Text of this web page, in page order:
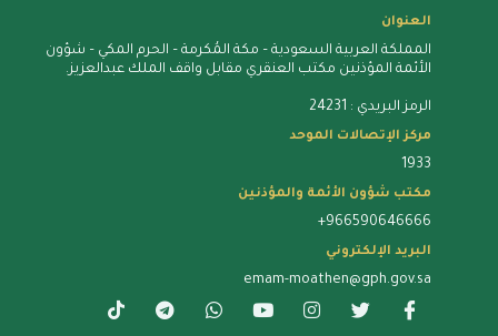
العنوان
المملكة العربية السعودية – مكة المُكرمة – الحرم المكي – شؤون
الأئمة المؤذنين مكتب العنقري مقابل واقف الملك عبدالعزيز.
الرمز البريدي : 24231
مركز الإتصالات الموحد
1933
مكتب شؤون الأئمة والمؤذنين
+966590646666
البريد الإلكتروني
emam-moathen@gph.gov.sa